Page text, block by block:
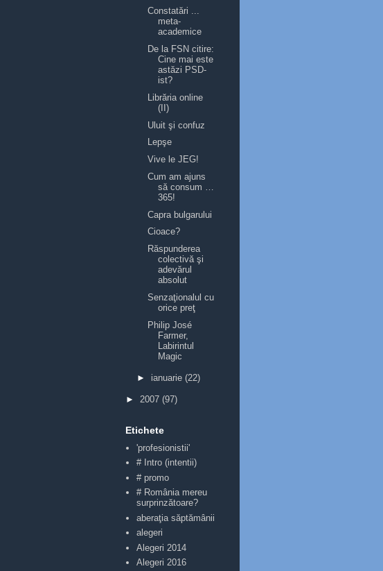
Constatări ...
meta-
academice
De la FSN citire:
Cine mai este
astăzi PSD-
ist?
Librăria online
(II)
Uluit şi confuz
Lepşe
Vive le JEG!
Cum am ajuns
să consum …
365!
Capra bulgarului
Cioace?
Răspunderea
colectivă şi
adevărul
absolut
Senzaţionalul cu
orice preţ
Philip José
Farmer,
Labirintul
Magic
► ianuarie (22)
► 2007 (97)
Etichete
'profesionistii'
# Intro (intentii)
# promo
# România mereu
surprinzătoare?
aberaţia săptămânii
alegeri
Alegeri 2014
Alegeri 2016